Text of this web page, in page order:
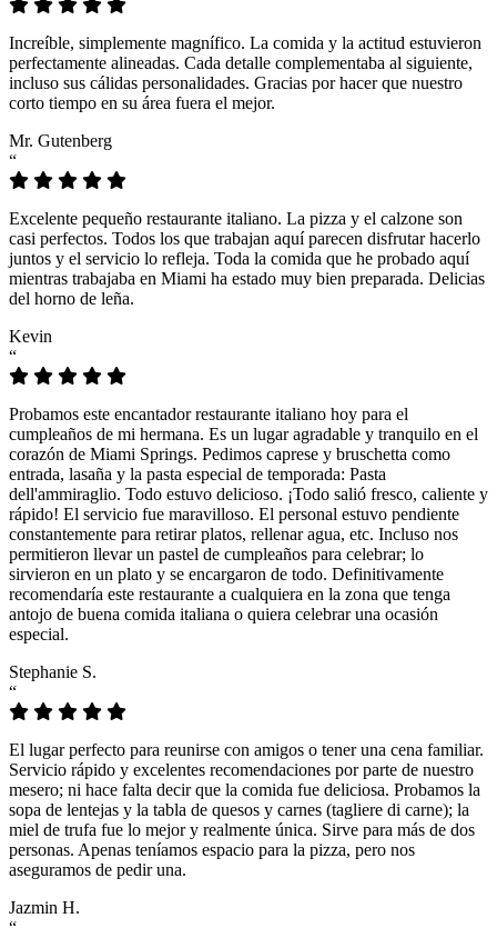
Increíble, simplemente magnífico. La comida y la actitud estuvieron
perfectamente alineadas. Cada detalle complementaba al siguiente,
incluso sus cálidas personalidades. Gracias por hacer que nuestro
corto tiempo en su área fuera el mejor.
Mr. Gutenberg
“
Excelente pequeño restaurante italiano. La pizza y el calzone son
casi perfectos. Todos los que trabajan aquí parecen disfrutar hacerlo
juntos y el servicio lo refleja. Toda la comida que he probado aquí
mientras trabajaba en Miami ha estado muy bien preparada. Delicias
del horno de leña.
Kevin
“
Probamos este encantador restaurante italiano hoy para el
cumpleaños de mi hermana. Es un lugar agradable y tranquilo en el
corazón de Miami Springs. Pedimos caprese y bruschetta como
entrada, lasaña y la pasta especial de temporada: Pasta
dell'ammiraglio. Todo estuvo delicioso. ¡Todo salió fresco, caliente y
rápido! El servicio fue maravilloso. El personal estuvo pendiente
constantemente para retirar platos, rellenar agua, etc. Incluso nos
permitieron llevar un pastel de cumpleaños para celebrar; lo
sirvieron en un plato y se encargaron de todo. Definitivamente
recomendaría este restaurante a cualquiera en la zona que tenga
antojo de buena comida italiana o quiera celebrar una ocasión
especial.
Stephanie S.
“
El lugar perfecto para reunirse con amigos o tener una cena familiar.
Servicio rápido y excelentes recomendaciones por parte de nuestro
mesero; ni hace falta decir que la comida fue deliciosa. Probamos la
sopa de lentejas y la tabla de quesos y carnes (tagliere di carne); la
miel de trufa fue lo mejor y realmente única. Sirve para más de dos
personas. Apenas teníamos espacio para la pizza, pero nos
aseguramos de pedir una.
Jazmin H.
“